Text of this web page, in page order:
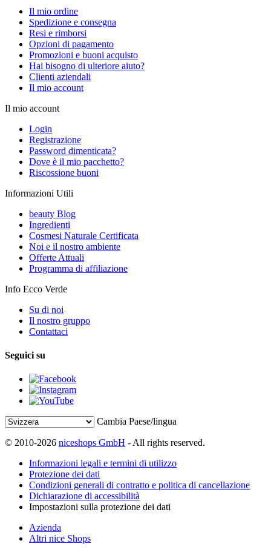
Il mio ordine
Spedizione e consegna
Resi e rimborsi
Opzioni di pagamento
Promozioni e buoni acquisto
Hai bisogno di ulteriore aiuto?
Clienti aziendali
Il mio account
Il mio account
Login
Registrazione
Password dimenticata?
Dove è il mio pacchetto?
Riscossione buoni
Informazioni Utili
beauty Blog
Ingredienti
Cosmesi Naturale Certificata
Noi e il nostro ambiente
Offerte Attuali
Programma di affiliazione
Info Ecco Verde
Su di noi
Il nostro gruppo
Contattaci
Seguici su
Cambia Paese/lingua
© 2010-2026 niceshops GmbH - All rights reserved.
Informazioni legali e termini di utilizzo
Protezione dei dati
Condizioni generali di contratto e politica di cancellazione
Dichiarazione di accessibilità
Impostazioni sulla protezione dei dati
Azienda
Altri nice Shops